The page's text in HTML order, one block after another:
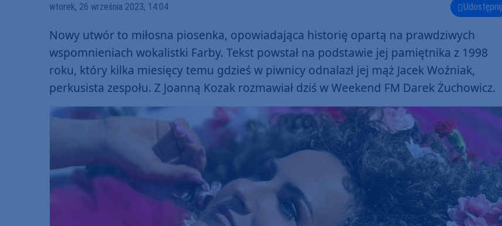
wtorek, 26 września 2023, 14:04 Udostępnij
Nowy utwór to miłosna piosenka, opowiadająca historię opartą na prawdziwych
wspomnieniach wokalistki Farby. Tekst powstał na podstawie jej pamiętnika z 1998
roku, który kilka miesięcy temu gdzieś w piwnicy odnalazł jej mąż Jacek Woźniak,
perkusista zespołu. Z Joanną Kozak rozmawiał dziś w Weekend FM Darek Żuchowicz.